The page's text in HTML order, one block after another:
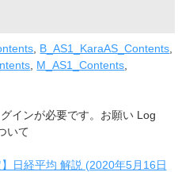
B_AS1_KaraAS_Contents
M_AS1_Contents
インが必要です。お願い Log
いて
日経平均 解説 (2020年5月16日